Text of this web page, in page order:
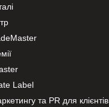
Label
та PR для клієнтів